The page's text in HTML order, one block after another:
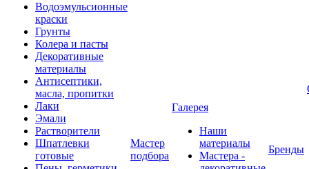
Водоэмульсионные
краски
Грунты
Колера и пасты
Декоративные
материалы
Антисептики,
масла, пропитки
Лаки
Эмали
Растворители
Шпатлевки
готовые
Мастер
подбора
Галерея
Наши
материалы
Мастера -
Бренды